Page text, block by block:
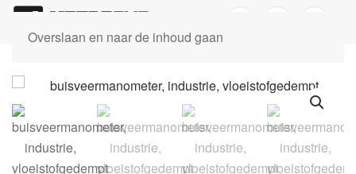
Overslaan en naar de inhoud gaan